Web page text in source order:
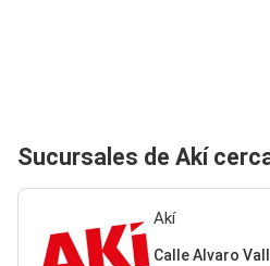
Sucursales de Akí
Akí
Calle Alvaro